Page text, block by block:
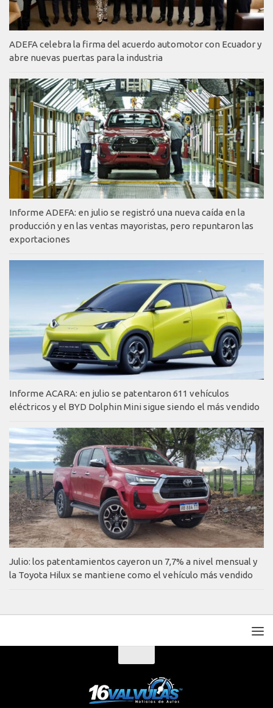
ADEFA celebra la firma del acuerdo automotor con Ecuador y
abre nuevas puertas para la industria
Informe ADEFA: en julio se registró una nueva caída en la
producción y en las ventas mayoristas, pero repuntaron las
exportaciones
Informe ACARA: en julio se patentaron 611 vehículos
eléctricos y el BYD Dolphin Mini sigue siendo el más vendido
Julio: los patentamientos cayeron un 7,7% a nivel mensual y
la Toyota Hilux se mantiene como el vehículo más vendido